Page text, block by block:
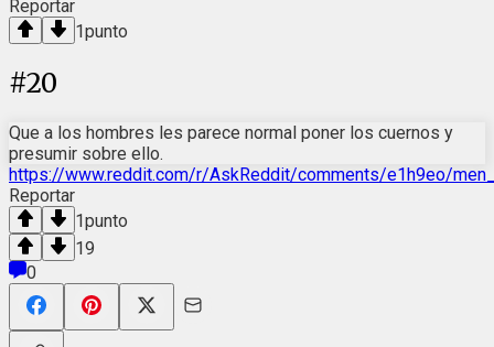
Reportar
1punto
#20
Que a los hombres les parece normal poner los cuernos y
presumir sobre ello.
https://www.reddit.com/r/AskReddit/comments/e1h9eo/
Reportar
1punto
19
0